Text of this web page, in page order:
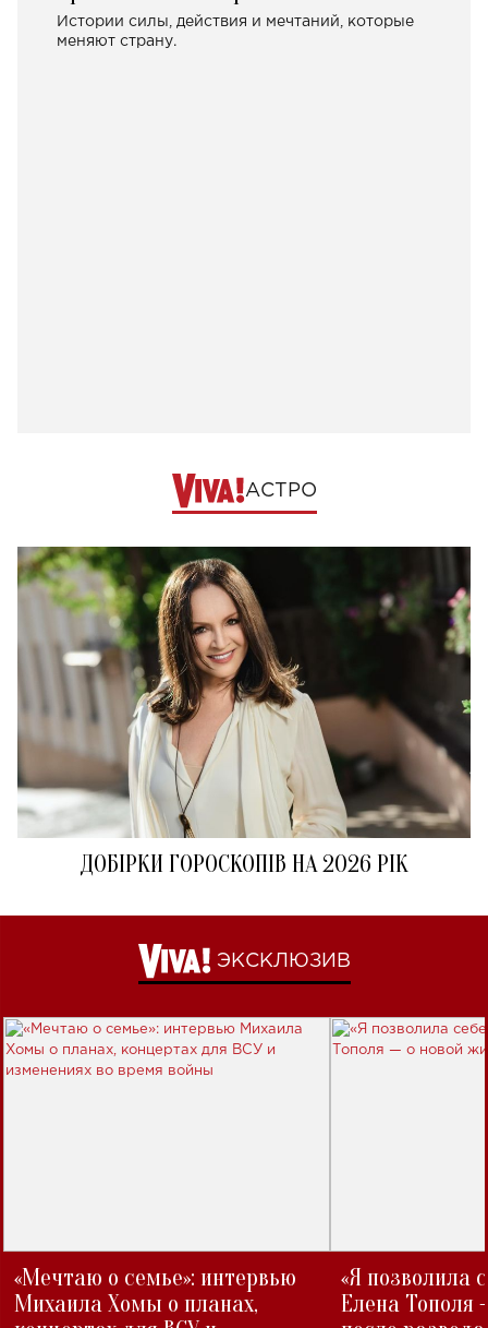
Истории силы, действия и мечтаний, которые
меняют страну.
АСТРО
ДОБІРКИ ГОРОСКОПІВ НА 2026 РІК
ЭКСКЛЮЗИВ
«Мечтаю о семье»: интервью
Михаила Хомы о планах,
«Я позволила
Елена Тополя